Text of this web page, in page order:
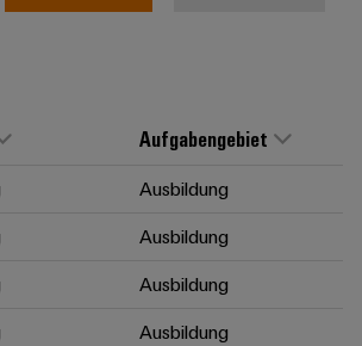
Aufgabengebiet
Ausbildung
Ausbildung
Ausbildung
Ausbildung